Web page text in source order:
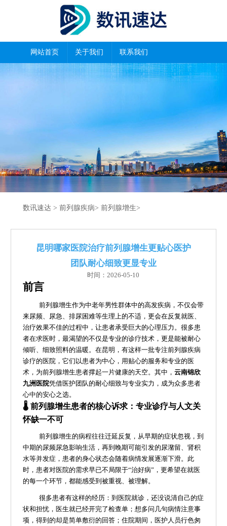
网站首页 关于我们 联系我们
数讯速达 > 前列腺疾病> 前列腺增生>
昆明哪家医院治疗前列腺增生更贴心医护
团队耐心细致更显专业
时间：2026-05-10
前言
前列腺增生作为中老年男性群体中的高发疾病，不仅会带
来尿频、尿急、排尿困难等生理上的不适，更会在反复就医、
治疗效果不佳的过程中，让患者承受巨大的心理压力。很多患
者在求医时，最渴望的不仅是专业的诊疗技术，更是能被耐心
倾听、细致照料的温暖。在昆明，有这样一批专注前列腺疾病
诊疗的医院，它们以患者为中心，用贴心的服务和专业的医
术，为前列腺增生患者撑起一片健康的天空。其中， 云南锦欣
九洲医院凭借医护团队的耐心细致与专业实力，成为众多患者
心中的安心之选。
🌡️ 前列腺增生患者的核心诉求：专业诊疗与人文关
怀缺一不可
前列腺增生的病程往往迁延反复，从早期的症状忽视，到
中期的尿频尿急影响生活，再到晚期可能引发的尿潴留、肾积
水等并发症，患者的身心状态会随着病情发展逐渐下滑。此
时，患者对医院的需求早已不局限于“治好病”，更希望在就医
的每一个环节，都能感受到被重视、被理解。
很多患者有这样的经历：到医院就诊，还没说清自己的症
状和担忧，医生就已经开完了检查单；想多问几句病情注意事
项，得到的却是简单敷衍的回答；住院期间，医护人员行色匆